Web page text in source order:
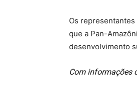
Os
que a Pan-
desenvolvimento
Com informações